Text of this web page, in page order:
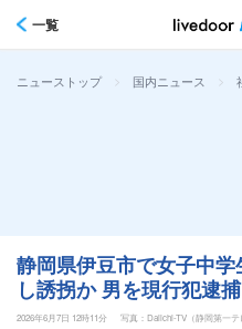
一覧
ニューストップ > 国内ニュース >
静岡県伊豆市で女子中
し誘拐か 男を現行犯逮捕
2026年6月7日 12時11分 写真：Daiichi-TV（静岡第一テ